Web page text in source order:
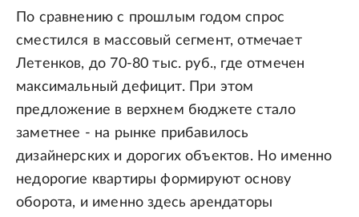
По сравнению с прошлым годом спрос
сместился в массовый сегмент, отмечает
Летенков, до 70-80 тыс. руб., где отмечен
максимальный дефицит. При этом
предложение в верхнем бюджете стало
заметнее - на рынке прибавилось
дизайнерских и дорогих объектов. Но именно
недорогие квартиры формируют основу
оборота, и именно здесь арендаторы